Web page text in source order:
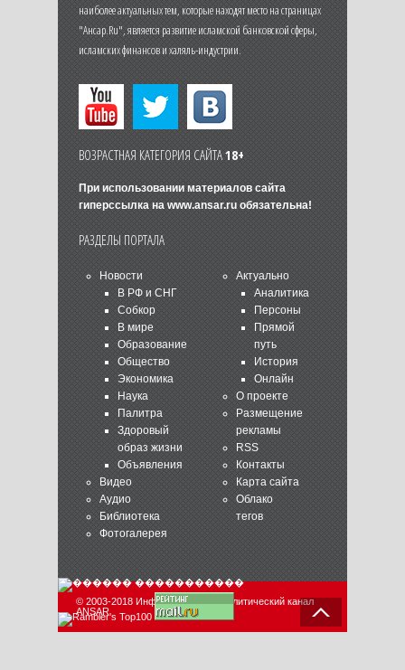
наиболее актуальных тем, которые находят место на страницах
"Ансар.Ru", является развитие исламской банковской сферы,
исламских финансов и халяль-индустрии.
ВОЗРАСТНАЯ КАТЕГОРИЯ САЙТА18+
При использовании материалов сайта
гиперссылка на www.ansar.ruобязательна!
РАЗДЕЛЫ ПОРТАЛА
Новости
В РФ и СНГ
Собкор
В мире
Образование
Общество
Экономика
Наука
Палитра
Здоровый
образ жизни
Объявления
Видео
Аудио
Библиотека
Фотогалерея
Актуально
Аналитика
Персоны
Прямой
путь
История
Онлайн
О проекте
Размещение
рекламы
RSS
Контакты
Карта сайта
Облако
тегов
© 2003-2018 Информационно-аналитический канал
ANSAR